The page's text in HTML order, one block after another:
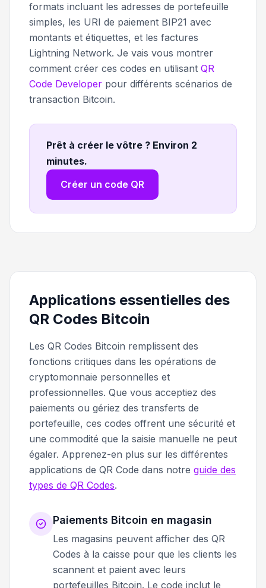
formats incluant les adresses de portefeuille
simples, les URI de paiement BIP21 avec
montants et étiquettes, et les factures
Lightning Network. Je vais vous montrer
comment créer ces codes en utilisant QR
Code Developer pour différents scénarios de
transaction Bitcoin.
Prêt à créer le vôtre ? Environ 2
minutes.
Créer un code QR
Applications essentielles des
QR Codes Bitcoin
Les QR Codes Bitcoin remplissent des
fonctions critiques dans les opérations de
cryptomonnaie personnelles et
professionnelles. Que vous acceptiez des
paiements ou gériez des transferts de
portefeuille, ces codes offrent une sécurité et
une commodité que la saisie manuelle ne peut
égaler. Apprenez-en plus sur les différentes
applications de QR Code dans notre guide des
types de QR Codes.
Paiements Bitcoin en magasin
Les magasins peuvent afficher des QR
Codes à la caisse pour que les clients les
scannent et paient avec leurs
portefeuilles Bitcoin. Le code inclut le